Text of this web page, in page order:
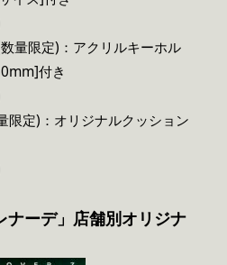
量限定)：アクリルキーホル
付き
限定)：オリジナルクッション
ーデ」店舗別オリジナ